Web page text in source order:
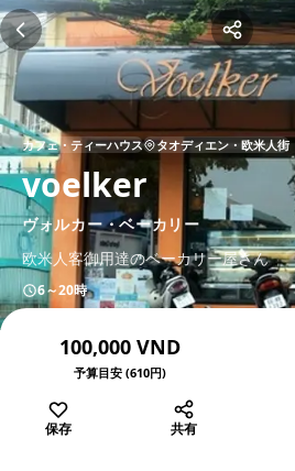
カフェ・ティーハウス タオディエン・欧米人街
voelker
ヴォルカー・ベーカリー
欧米人客御用達のベーカリー屋さん
6～20時
100,000 VND
予算目安 (610円)
保存 共有